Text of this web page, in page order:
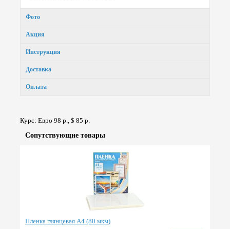
Фото
Акция
Инструкция
Доставка
Оплата
Курс: Евро 98 р., $ 85 р.
Сопут­ствую­щие товары
Пленка глянцевая А4 (80 мкм)